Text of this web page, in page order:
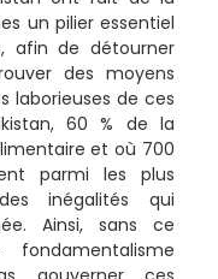
un pilier essentiel
afin de détourner
des moyens
laborieuses de ces
60 % de la
et où 700
parmi les plus
inégalités qui
Ainsi, sans ce